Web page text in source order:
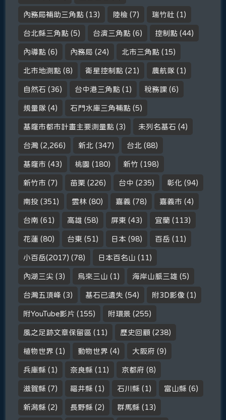
內務局補助三角點 (13) 陸檢 (7) 瑞竹社 (1)
台北縣三角點 (5) 台演三角點 (6) 控制點 (44)
內導點 (6) 內務局 (24) 北市三角點 (15)
北市地測點 (8) 衛星控制點 (21) 農航隊 (1)
自然石 (36) 台中港三角點 (1) 稅務課 (6)
規量隊 (4) 石門水庫三角補點 (5)
基隆市都市計畫主要測量點 (3) 未列名基石 (4)
台灣 (2,266) 新北 (347) 台北 (88)
基隆市 (43) 桃園 (180) 新竹 (198)
新竹市 (7) 苗栗 (226) 台中 (235) 彰化 (94)
南投 (351) 雲林 (80) 嘉義 (78) 嘉義市 (4)
台南 (61) 高雄 (58) 屏東 (43) 宜蘭 (113)
花蓮 (80) 台東 (51) 日本 (98) 百岳 (11)
小百岳(2017) (78) 日本百名山 (11)
內湖三尖 (3) 烏來三山 (1) 海岸山脈三雄 (5)
台灣五頂峰 (3) 基石已遺失 (54) 附3D影像 (1)
附YouTube影片 (155) 附環景 (255)
風之足跡文章保留區 (11) 歷史回顧 (238)
植物世界 (1) 動物世界 (4) 大阪府 (9)
兵庫縣 (1) 奈良縣 (11) 京都府 (8)
滋賀縣 (7) 福井縣 (1) 石川縣 (1) 富山縣 (6)
新潟縣 (2) 長野縣 (2) 群馬縣 (13)